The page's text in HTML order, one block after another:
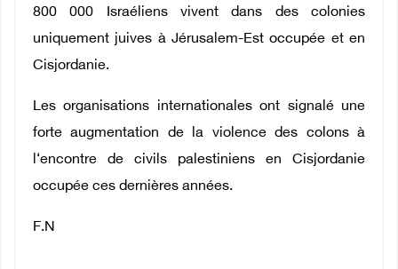
800 000 Israéliens vivent dans des colonies
uniquement juives à Jérusalem-Est occupée et en
Cisjordanie.
Les organisations internationales ont signalé une
forte augmentation de la violence des colons à
l‘encontre de civils palestiniens en Cisjordanie
occupée ces dernières années.
F.N